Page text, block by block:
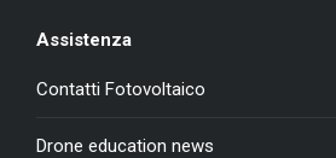
Assistenza
Contatti Fotovoltaico
Drone education news